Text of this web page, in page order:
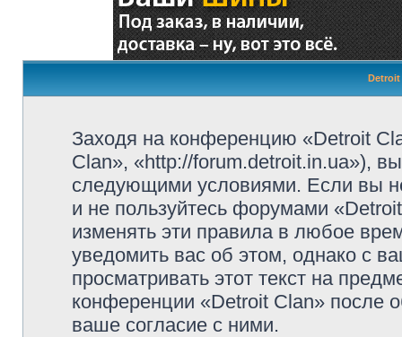
Заходя на конференцию «Detroit
Clan», «http://forum.detroit.in.ua»),
следующими условиями. Если вы
и не пользуйтесь форумами
изменять эти правила в любое
уведомить вас об этом, однако с
просматривать этот текст на
конференции «Detroit Clan» после
ваше согласие с ними.